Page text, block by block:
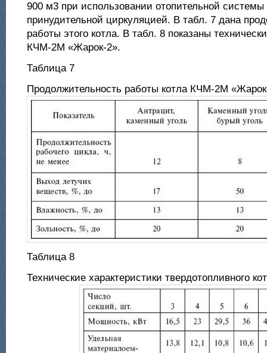
900 м3 при использовании отопительной системы
принудительной циркуляцией. В табл. 7 дана
работы этого котла. В табл. 8 показаны
КЧМ-2М «Жарок-2».
Таблица 7
Продолжительность работы котла КЧМ-2М
Таблица 8
Технические характеристики твердотопливного